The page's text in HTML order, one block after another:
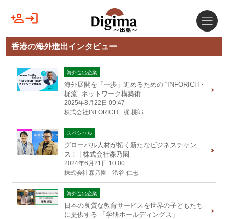
香港の海外進出インタビュー
海外進出企業
海外展開を「一歩」進めるための “INFORICH・
梶流” ネットワーク構築術
2025年8月22日 09:47
株式会社INFORICH
梶 桃郎
スペシャル
グローバル人材が拓く新たなビジネスチャン
ス！ | 株式会社森乃園
2024年6月21日 10:00
株式会社森乃園
渋谷 仁志
海外進出企業
日本の良質な教育サービスを世界の子どもたち
に提供する 「学研ホールディングス」